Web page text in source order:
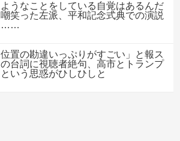
ようなことをしている自覚はあるんだ
笑った左派、平和記念式典での演説
……
位置の勘違いっぷりがすごい」と報ス
台詞に視聴者絶句、高市とトランプ
いう思惑がひしひしと